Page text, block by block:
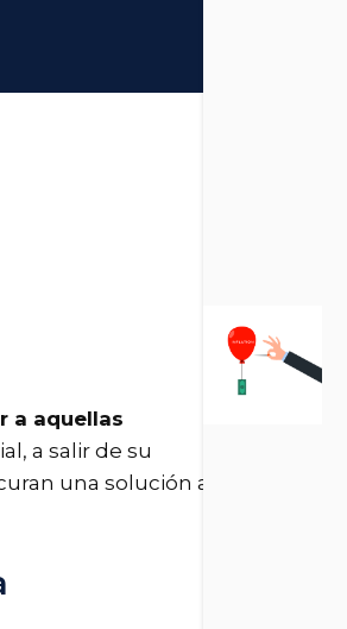
a aquellas
a salir de su
una solución a